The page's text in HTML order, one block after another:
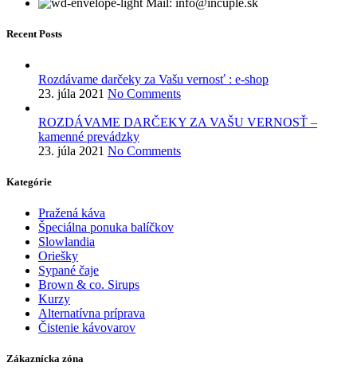
Recent Posts
Rozdávame darčeky za Vašu vernosť : e-shop
23. júla 2021 No Comments
ROZDÁVAME DARČEKY ZA VAŠU VERNOSŤ –
kamenné prevádzky
23. júla 2021 No Comments
Kategórie
Pražená káva
Špeciálna ponuka balíčkov
Slowlandia
Oriešky
Sypané čaje
Brown & co. Sirups
Kurzy
Alternatívna príprava
Čistenie kávovarov
Zákaznícka zóna